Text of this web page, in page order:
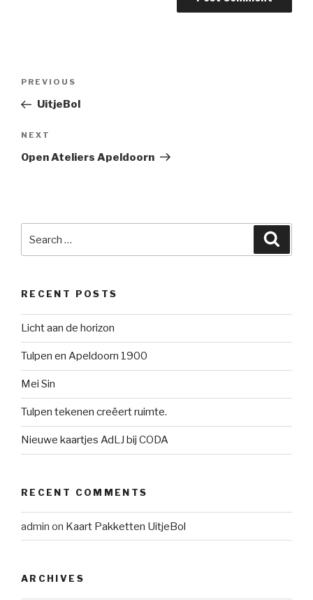
Post
Previous
Post
PREVIOUS
UitjeBol
Next
Post
NEXT
Open Ateliers Apeldoorn
RECENT POSTS
Licht aan de horizon
Tulpen en Apeldoorn 1900
Mei Sin
Tulpen tekenen creëert ruimte.
Nieuwe kaartjes AdLJ bij CODA
RECENT COMMENTS
admin on Kaart Pakketten UitjeBol
ARCHIVES